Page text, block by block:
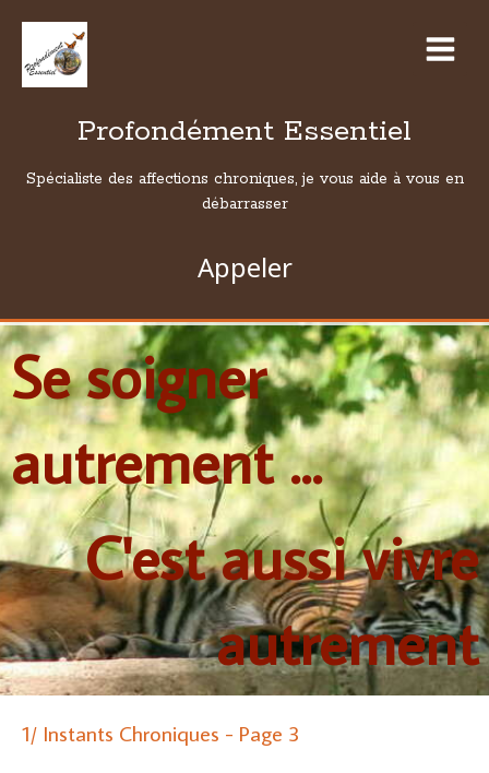
Profondément Essentiel
Spécialiste des affections chroniques, je vous aide à vous en
débarrasser
Appeler
Se soigner
autrement ...
C'est aussi vivre
autrement
1/ Instants Chroniques - Page 3